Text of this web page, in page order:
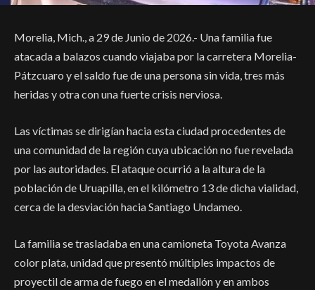
Morelia, Mich., a 29 de Junio de 2026.- Una familia fue
atacada a balazos cuando viajaba por la carretera Morelia-
Pátzcuaro y el saldo fue de una persona sin vida, tres más
heridas y otra con una fuerte crisis nerviosa.
Las víctimas se dirigían hacia esta ciudad procedentes de
una comunidad de la región cuya ubicación no fue revelada
por las autoridades. El ataque ocurrió a la altura de la
población de Uruapilla, en el kilómetro 13 de dicha vialidad,
cerca de la desviación hacia Santiago Undameo.
La familia se trasladaba en una camioneta Toyota Avanza
color plata, unidad que presentó múltiples impactos de
proyectil de arma de fuego en el medallón y en ambos